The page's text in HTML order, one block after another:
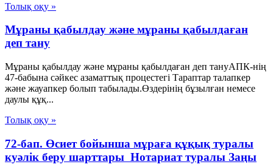
Толық оқу »
Мұраны қабылдау және мұраны қабылдаған
деп тану
Мұраны қабылдау және мұраны қабылдаған деп тануАПК-нің
47-бабына сәйкес азаматтық процестегі Тараптар талапкер
және жауапкер болып табылады.Өздерінің бұзылған немесе
даулы құқ...
Толық оқу »
72-бап. Өсиет бойынша мұраға құқық туралы
куәлiк беру шарттары Нотариат туралы Заңы